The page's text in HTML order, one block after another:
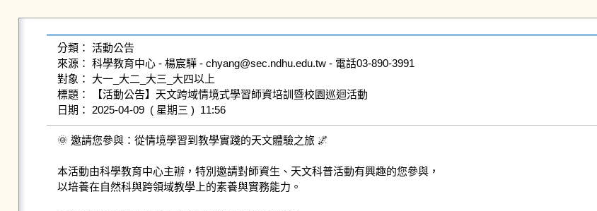
分類： 活動公告
來源： 科學教育中心 - 楊宸驊 - chyang@sec.ndhu.edu.tw - 電話03-890-3991
對象： 大一_大二_大三_大四以上
標題： 【活動公告】天文跨域情境式學習師資培訓暨校園巡迴活動
日期： 2025-04-09  ( 星期三 )  11:56
🌞 邀請您參與：從情境學習到教學實踐的天文體驗之旅 🌌
本活動由科學教育中心主辦，特別邀請對師資生、天文科普活動有興趣的您參與，
以培養在自然科與跨領域教學上的素養與實務能力。